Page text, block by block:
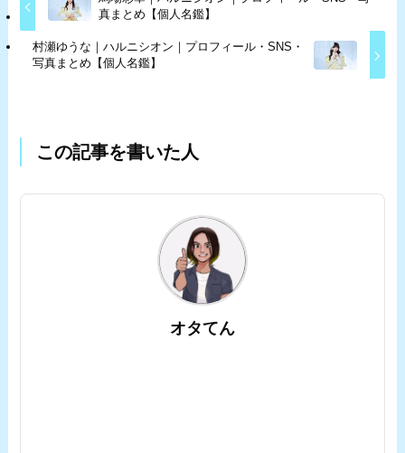
真まとめ【個人名鑑】
村瀬ゆうな｜ハルニシオン｜プロフィール・SNS・
写真まとめ【個人名鑑】
この記事を書いた人
オタてん